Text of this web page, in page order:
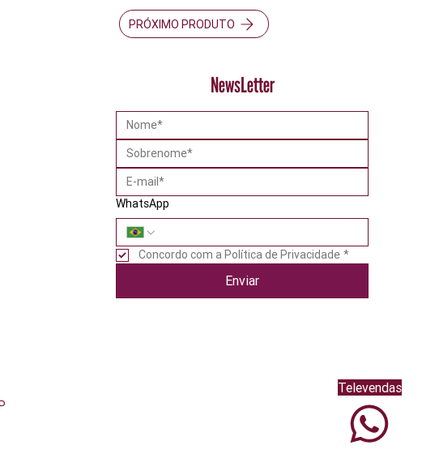
PRÓXIMO PRODUTO
Televendas
NewsLetter
WhatsApp
Concordo com a Política de Privacidade *
Enviar